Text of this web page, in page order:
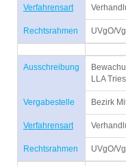
Verfahrensart
Rechtsrahmen UVgO/
Ausschreibung
LLA
Vergabestelle Bezirk
Verfahrensart
Rechtsrahmen UVgO/